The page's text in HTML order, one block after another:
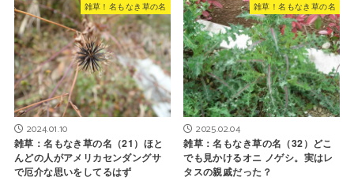
雑草！名もなき草の名
2024.01.10
雑草：名もなき草の名（21）ほと
んどの人がアメリカセンダングサ
で厄介な思いをしてるはず
雑草！名もなき草の名
2025.02.04
雑草：名もなき草の名（32）どこ
でも見かけるオニ ノゲシ。実はレ
タスの親戚だった？